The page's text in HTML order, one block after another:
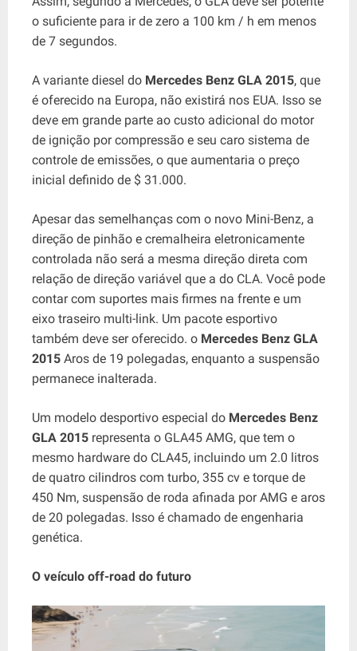
o suficiente para ir de zero a 100 km / h em menos
de 7 segundos.
A variante diesel do Mercedes Benz GLA 2015, que
é oferecido na Europa, não existirá nos EUA. Isso se
deve em grande parte ao custo adicional do motor
de ignição por compressão e seu caro sistema de
controle de emissões, o que aumentaria o preço
inicial definido de $ 31.000.
Apesar das semelhanças com o novo Mini-Benz, a
direção de pinhão e cremalheira eletronicamente
controlada não será a mesma direção direta com
relação de direção variável que a do CLA. Você pode
contar com suportes mais firmes na frente e um
eixo traseiro multi-link. Um pacote esportivo
também deve ser oferecido. o Mercedes Benz GLA
2015 Aros de 19 polegadas, enquanto a suspensão
permanece inalterada.
Um modelo desportivo especial do Mercedes Benz
GLA 2015 representa o GLA45 AMG, que tem o
mesmo hardware do CLA45, incluindo um 2.0 litros
de quatro cilindros com turbo, 355 cv e torque de
450 Nm, suspensão de roda afinada por AMG e aros
de 20 polegadas. Isso é chamado de engenharia
genética.
O veículo off-road do futuro